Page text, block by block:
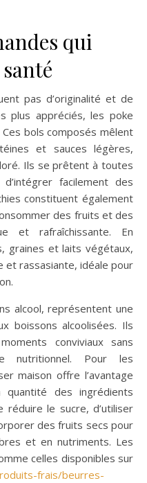
qui
pas d’originalité et de
plus appréciés, les poke
bols composés mêlent
et sauces légères,
Ils se prêtent à toutes
facilement des
constituent également
des fruits et des
et rafraîchissante. En
graines et laits végétaux,
et rassasiante, idéale pour
alcool, représentent une
boissons alcoolisées. Ils
conviviaux sans
nutritionnel. Pour les
maison offre l’avantage
des ingrédients
le sucre, d’utiliser
des fruits secs pour
et en nutriments. Les
celles disponibles sur
frais/beurres-